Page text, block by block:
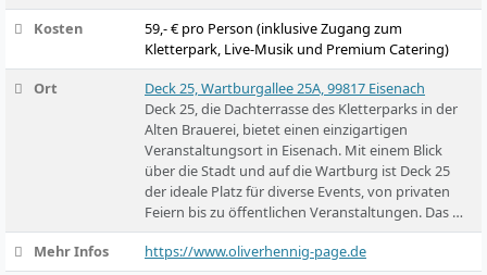
Kosten
59,- € pro Person (inklusive Zugang zum
Kletterpark, Live-Musik und Premium Catering)
Ort
Deck 25, Wartburgallee 25A, 99817 Eisenach
Deck 25, die Dachterrasse des Kletterparks in der
Alten Brauerei, bietet einen einzigartigen
Veranstaltungsort in Eisenach. Mit einem Blick
über die Stadt und auf die Wartburg ist Deck 25
der ideale Platz für diverse Events, von privaten
Feiern bis zu öffentlichen Veranstaltungen. Das …
Mehr Infos
https://www.oliverhennig-page.de